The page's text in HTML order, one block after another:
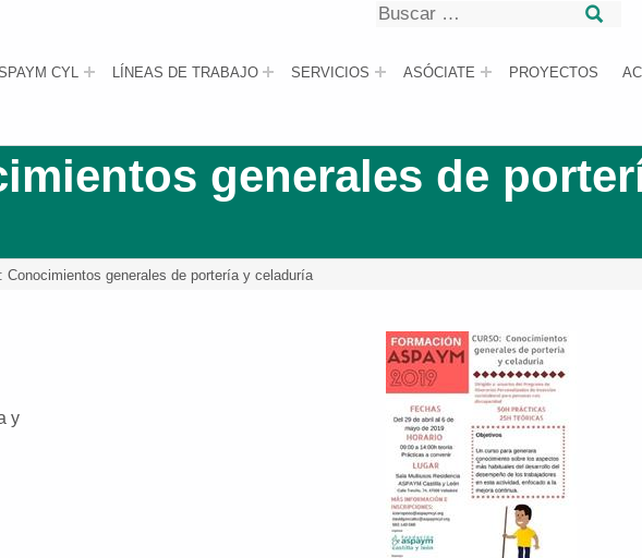
CYL LÍNEAS DE TRABAJO SERVICIOS ASÓCIATE PROYECTOS
Buscar
generales de
Conocimientos generales de portería y celaduría
y